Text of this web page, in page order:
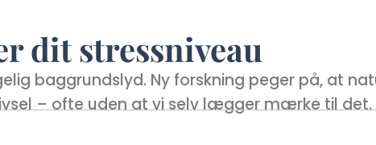
dit stressniveau
baggrundslyd. Ny forskning peger på, at
– ofte uden at vi selv lægger mærke til det.